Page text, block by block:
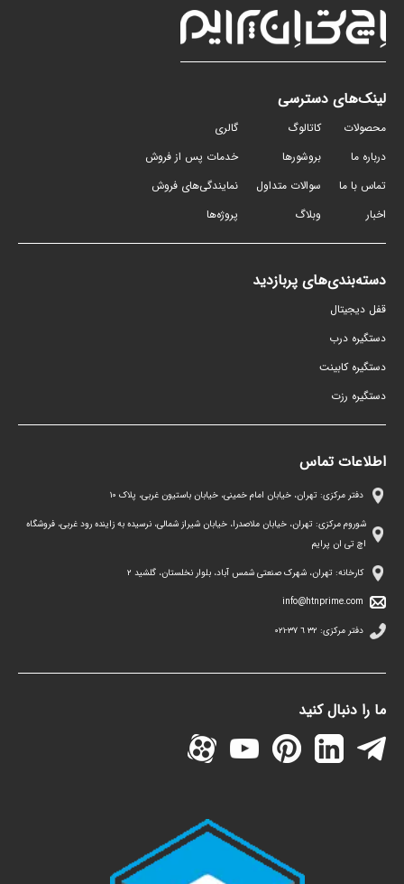
لینک‌های دسترسی
محصولات
درباره ما
تماس با ما
اخبار
کاتالوگ
بروشورها
سوالات متداول
وبلاگ
گالری
خدمات پس از فروش
نمایندگی‌های فروش
پروژه‌ها
دسته‌بندی‌های پربازدید
قفل دیجیتال
دستگیره درب
دستگیره کابینت
دستگیره رزت
اطلاعات تماس
دفتر مرکزی: تهران، خیابان امام خمینی، خیابان باستیون غربی، پلاک ١٠
شوروم مرکزی: تهران، خیابان ملاصدرا، خیابان شیراز شمالی، نرسیده به زاینده رود غربی، فروشگاه
اچ تی ان پرایم
کارخانه: تهران، شهرک صنعتی شمس آباد، بلوار نخلستان، گلشید ۲
info@htnprime.com
دفتر مرکزی: ٣٢ ٦ ٣٧-٠٢١
ما را دنبال کنید